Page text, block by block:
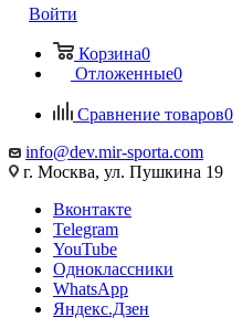
Войти
Корзина0
Отложенные0
Сравнение товаров0
info@dev.mir-sporta.com
г. Москва, ул. Пушкина 19
Вконтакте
Telegram
YouTube
Одноклассники
WhatsApp
Яндекс.Дзен